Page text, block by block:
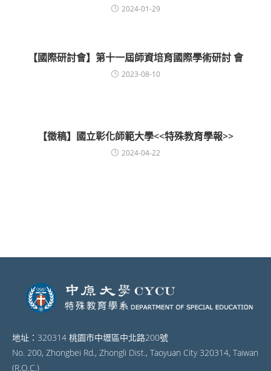
2024-01-29
【國際研討會】第十一屆師資培育國際學術研討 會
2023-08-10
【徵稿】國立彰化師範大學<<特殊教育學報>>
2024-04-22
地址：320314 桃園市中壢區中北路200號
No. 200, Zhongbei Rd., Zhongli Dist., Taoyuan City 320314, Taiwan
(R.O.C.)